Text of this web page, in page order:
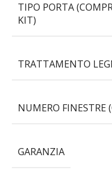
TIPO PORTA
KIT)
TRATTAMENTO
NUMERO FINESTRE
GARANZIA